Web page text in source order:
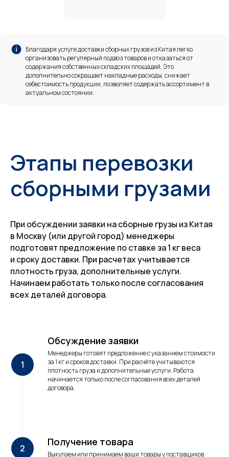
Благодаря услуге доставки сборных грузов из Китая легко
организовать регулярный подвоз товаров и отказаться от
содержания собственных складских площадей. Это
дополнительно сокращает накладные расходы, снижает
себестоимость продукции, позволяет содержать ассортимент в
актуальном состоянии.
Этапы перевозки
сборными грузами
При обсуждении заявки на сборные грузы из Китая
в Москву (или другой город) менеджеры
подготовят предложение по ставке за 1 кг веса
и сроку доставки. При расчетах учитывается
плотность груза, дополнительные услуги.
Начинаем работать только после согласования
всех деталей договора.
Обсуждение заявки
Менеджеры готовят предложение с указанием стоимости
за 1 кг и сроков доставки. При расчёте учитываются
плотность груза и дополнительные услуги. Работа
начинается только после согласования всех деталей
договора.
Получение товара
Выкупаем или принимаем ваши товары у поставщиков